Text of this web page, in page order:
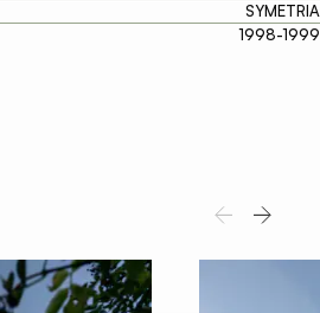
SYMETRIA
1998-1999